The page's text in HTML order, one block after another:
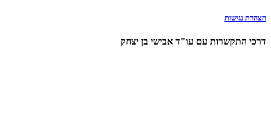
הצהרת נגישות
דרכי התקשרות עם עו"ד אבישי בן יצחק